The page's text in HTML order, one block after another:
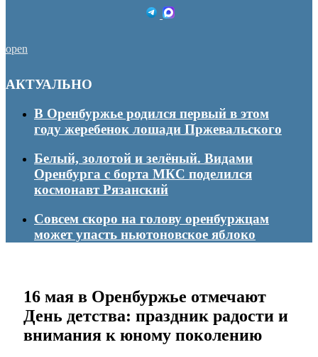
open
АКТУАЛЬНО
В Оренбуржье родился первый в этом
году жеребенок лошади Пржевальского
Белый, золотой и зелёный. Видами
Оренбурга с борта МКС поделился
космонавт Рязанский
Совсем скоро на голову оренбуржцам
может упасть ньютоновское яблоко
16 мая в Оренбуржье отмечают
День детства: праздник радости и
внимания к юному поколению